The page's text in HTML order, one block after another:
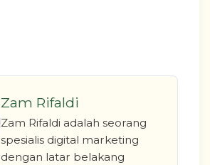
Zam Rifaldi
Zam Rifaldi adalah seorang
spesialis digital marketing
dengan latar belakang